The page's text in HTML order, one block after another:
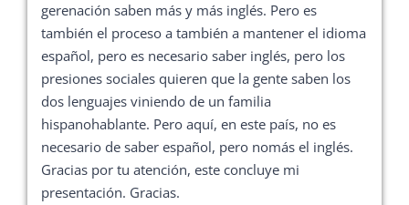
gerenación saben más y más inglés. Pero es
también el proceso a también a mantener el idioma
español, pero es necesario saber inglés, pero los
presiones sociales quieren que la gente saben los
dos lenguajes viniendo de un familia
hispanohablante. Pero aquí, en este país, no es
necesario de saber español, pero nomás el inglés.
Gracias por tu atención, este concluye mi
presentación. Gracias.